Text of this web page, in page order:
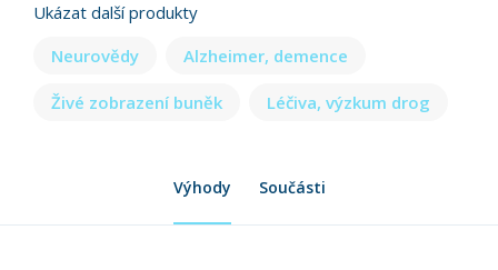
Ukázat další produkty
Neurovědy
Alzheimer, demence
Živé zobrazení buněk Léčiva, výzkum drog
Výhody Součásti